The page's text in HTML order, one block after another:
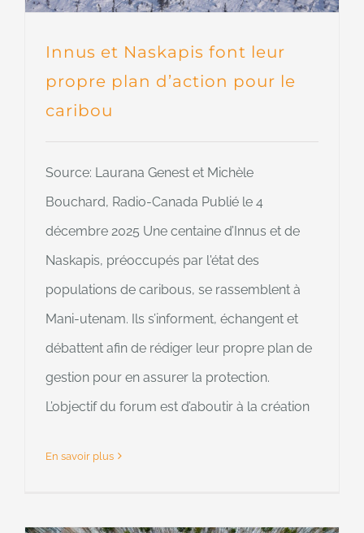
Innus et Naskapis font leur
propre plan d’action pour le
caribou
Source: Laurana Genest et Michèle
Bouchard, Radio-Canada Publié le 4
décembre 2025 Une centaine d’Innus et de
Naskapis, préoccupés par l'état des
populations de caribous, se rassemblent à
Mani-utenam. Ils s’informent, échangent et
débattent afin de rédiger leur propre plan de
gestion pour en assurer la protection.
L’objectif du forum est d’aboutir à la création
En savoir plus